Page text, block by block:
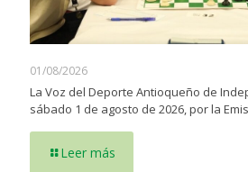
01/08/2026
La Voz del Deporte Antioqueño de
sábado 1 de agosto de 2026, por la
Leer más